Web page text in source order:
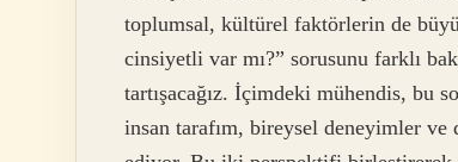
toplumsal, kültürel faktörlerin de
cinsiyetli var mı?” sorusunu farklı
tartışacağız. İçimdeki mühendis, bu
insan tarafım, bireysel deneyimler